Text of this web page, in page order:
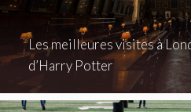
Les meilleures visites à
d’Harry Potter